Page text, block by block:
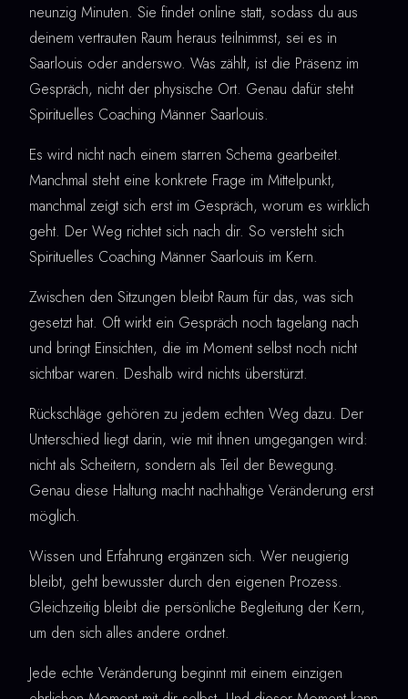
neunzig Minuten. Sie findet online statt, sodass du aus
deinem vertrauten Raum heraus teilnimmst, sei es in
Saarlouis oder anderswo. Was zählt, ist die Präsenz im
Gespräch, nicht der physische Ort. Genau dafür steht
Spirituelles Coaching Männer Saarlouis.
Es wird nicht nach einem starren Schema gearbeitet.
Manchmal steht eine konkrete Frage im Mittelpunkt,
manchmal zeigt sich erst im Gespräch, worum es wirklich
geht. Der Weg richtet sich nach dir. So versteht sich
Spirituelles Coaching Männer Saarlouis im Kern.
Zwischen den Sitzungen bleibt Raum für das, was sich
gesetzt hat. Oft wirkt ein Gespräch noch tagelang nach
und bringt Einsichten, die im Moment selbst noch nicht
sichtbar waren. Deshalb wird nichts überstürzt.
Rückschläge gehören zu jedem echten Weg dazu. Der
Unterschied liegt darin, wie mit ihnen umgegangen wird:
nicht als Scheitern, sondern als Teil der Bewegung.
Genau diese Haltung macht nachhaltige Veränderung erst
möglich.
Wissen und Erfahrung ergänzen sich. Wer neugierig
bleibt, geht bewusster durch den eigenen Prozess.
Gleichzeitig bleibt die persönliche Begleitung der Kern,
um den sich alles andere ordnet.
Jede echte Veränderung beginnt mit einem einzigen